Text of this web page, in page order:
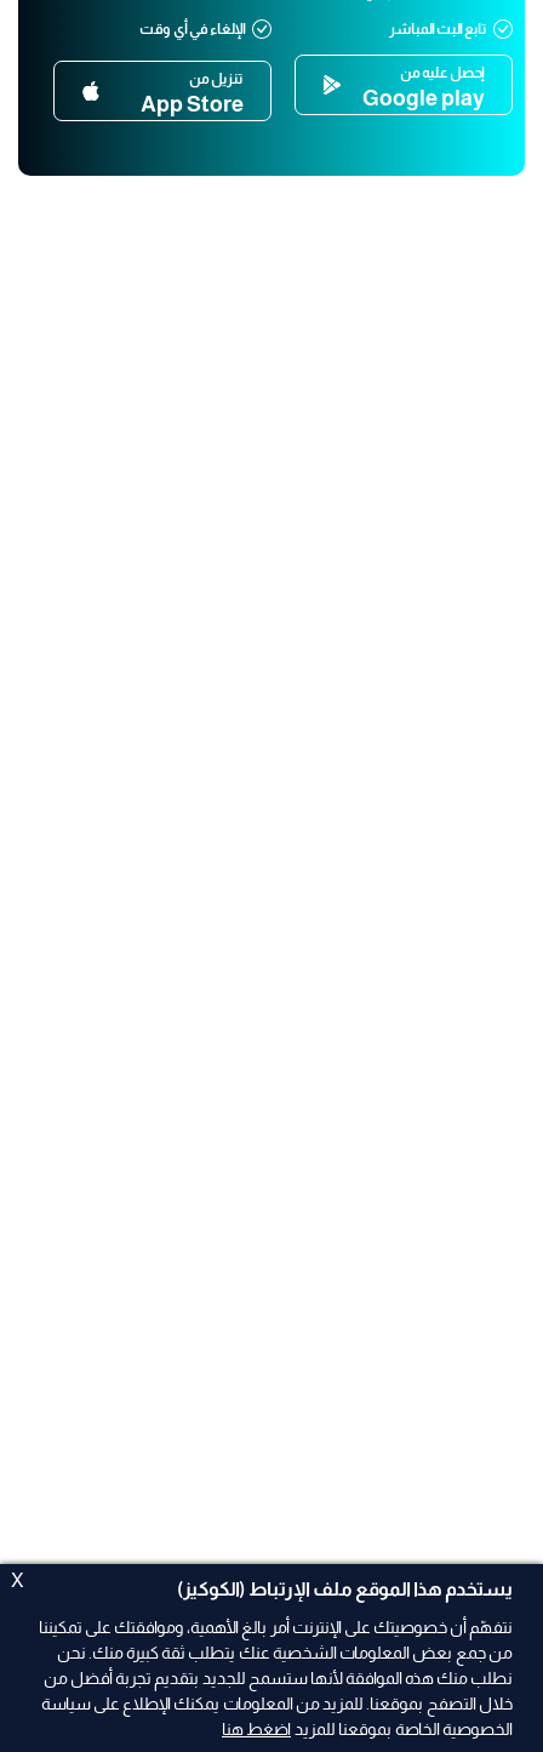
تابع البث المباشر الإلغاء في أي وقت
إحصل عليه من
Google play
تنزيل من
App Store
X يستخدم هذا الموقع ملف الإرتباط (الكوكيز)
نتفهّم أن خصوصيتك على الإنترنت أمر بالغ الأهمية، وموافقتك على تمكيننا
من جمع بعض المعلومات الشخصية عنك يتطلب ثقة كبيرة منك. نحن
نطلب منك هذه الموافقة لأنها ستسمح للجديد بتقديم تجربة أفضل من
خلال التصفح بموقعنا. للمزيد من المعلومات يمكنك الإطلاع على سياسة
الخصوصية الخاصة بموقعنا للمزيد اضغط هنا